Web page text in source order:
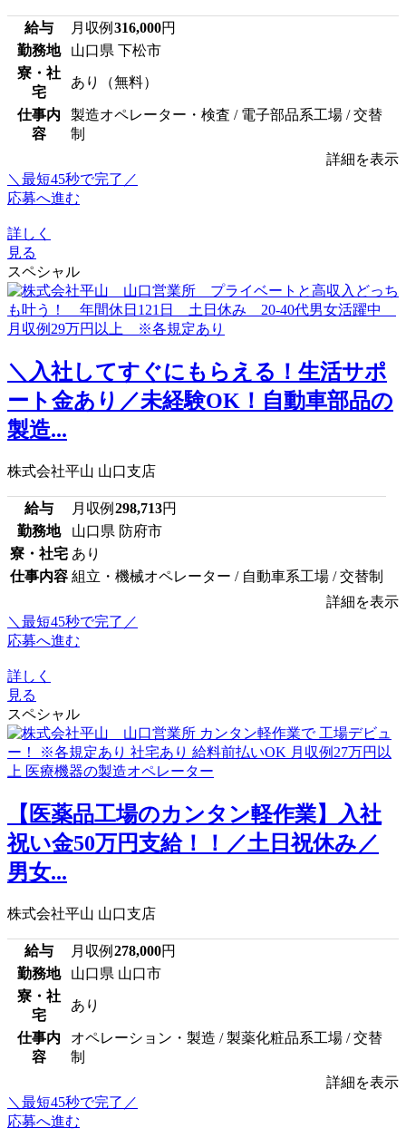
給与 月収例 316,000円
勤務地
山口県 下松市
寮・社
宅
あり（無料）
仕事内
容
製造オペレーター・検査 / 電子部品系工場 / 交替
制
詳細を表示
＼最短45秒で完了／
応募へ進む
詳しく
見る
スペシャル
＼入社してすぐにもらえる！生活サポ
ート金あり／未経験OK！自動車部品の
製造...
株式会社平山 山口支店
給与 月収例 298,713円
勤務地
山口県 防府市
寮・社宅 あり
仕事内容 組立・機械オペレーター / 自動車系工場 / 交替制
詳細を表示
＼最短45秒で完了／
応募へ進む
詳しく
見る
スペシャル
【医薬品工場のカンタン軽作業】入社
祝い金50万円支給！！／土日祝休み／
男女...
株式会社平山 山口支店
給与 月収例 278,000円
勤務地
山口県 山口市
寮・社
宅
あり
仕事内
容
オペレーション・製造 / 製薬化粧品系工場 / 交替
制
詳細を表示
＼最短45秒で完了／
応募へ進む